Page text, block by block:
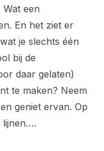
een
En het ziet er
je slechts één
bij de
daar gelaten)
te maken? Neem
geniet ervan. Op
lijnen….